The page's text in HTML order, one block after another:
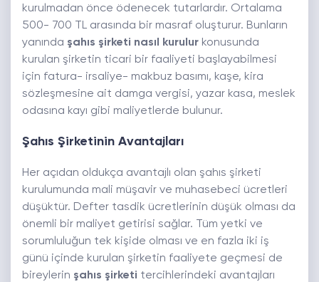
kurulmadan önce ödenecek tutarlardır. Ortalama
500- 700 TL arasında bir masraf oluşturur. Bunların
yanında şahıs şirketi nasıl kurulur konusunda
kurulan şirketin ticari bir faaliyeti başlayabilmesi
için fatura- irsaliye- makbuz basımı, kaşe, kira
sözleşmesine ait damga vergisi, yazar kasa, meslek
odasına kayı gibi maliyetlerde bulunur.
Şahıs Şirketinin Avantajları
Her açıdan oldukça avantajlı olan şahıs şirketi
kurulumunda mali müşavir ve muhasebeci ücretleri
düşüktür. Defter tasdik ücretlerinin düşük olması da
önemli bir maliyet getirisi sağlar. Tüm yetki ve
sorumluluğun tek kişide olması ve en fazla iki iş
günü içinde kurulan şirketin faaliyete geçmesi de
bireylerin şahıs şirketi tercihlerindeki avantajları